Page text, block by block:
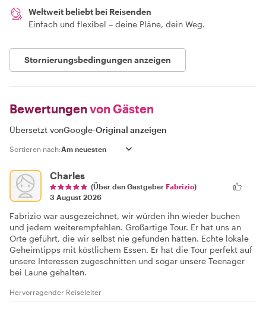
Weltweit beliebt bei Reisenden
Einfach und flexibel – deine Pläne, dein Weg.
Stornierungsbedingungen anzeigen
Bewertungen von Gästen
Übersetzt vonGoogle-Original anzeigen
Sortieren nach:
Charles
(Über den Gastgeber Fabrizio)
3 August 2026
Fabrizio war ausgezeichnet, wir würden ihn wieder buchen
und jedem weiterempfehlen. Großartige Tour. Er hat uns an
Orte geführt, die wir selbst nie gefunden hätten. Echte lokale
Geheimtipps mit köstlichem Essen. Er hat die Tour perfekt auf
unsere Interessen zugeschnitten und sogar unsere Teenager
bei Laune gehalten.
Hervorragender Reiseleiter